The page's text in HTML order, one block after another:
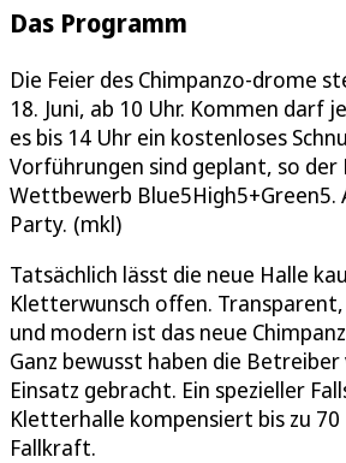
Das Programm
Die Feier des Chimpanzo-drome
18. Juni, ab 10 Uhr. Kommen darf
es bis 14 Uhr ein kostenloses
Vorführungen sind geplant, so der
Wettbewerb Blue5High5+Green5.
Party. (mkl)
Tatsächlich lässt die neue Halle
Kletterwunsch offen.
und modern ist das neue
Ganz bewusst haben die Betreiber
Einsatz gebracht. Ein spezieller
Kletterhalle kompensiert bis zu
Fallkraft.